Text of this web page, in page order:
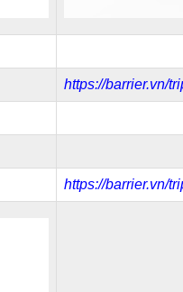
https://barrier.vn/
https://barrier.vn/